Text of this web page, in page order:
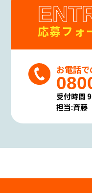
応募フォ
お電話
受付時間
担当:斉藤